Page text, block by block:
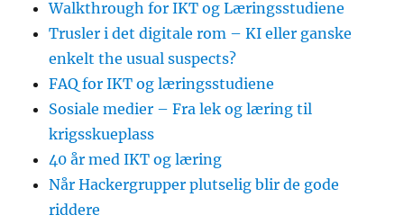
Walkthrough for IKT og Læringsstudiene
Trusler i det digitale rom – KI eller ganske
enkelt the usual suspects?
FAQ for IKT og læringsstudiene
Sosiale medier – Fra lek og læring til
krigsskueplass
40 år med IKT og læring
Når Hackergrupper plutselig blir de gode
riddere